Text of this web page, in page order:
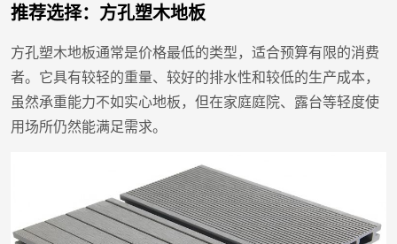
推荐选择：方孔塑木地板
方孔塑木地板通常是价格最低的类型，适合预算有限的消费
者。它具有较轻的重量、较好的排水性和较低的生产成本，
虽然承重能力不如实心地板，但在家庭庭院、露台等轻度使
用场所仍然能满足需求。